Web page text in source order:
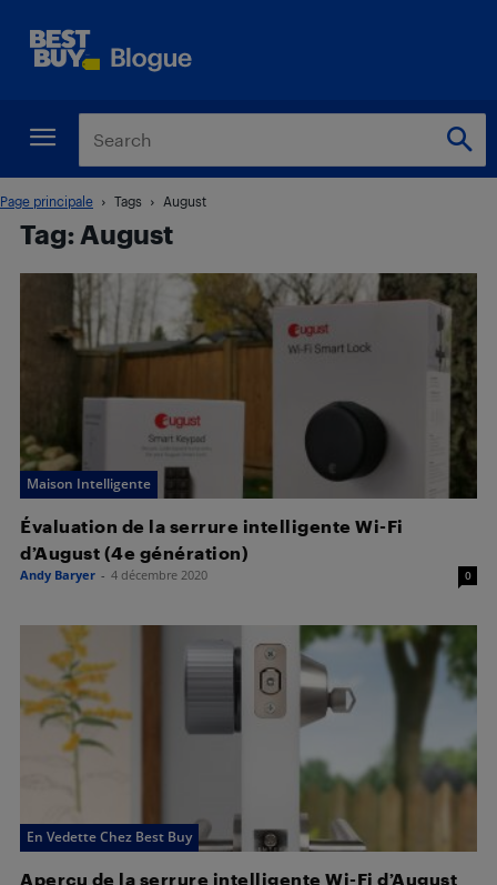
Page principale Tags August
Tag: August
Maison Intelligente
Évaluation de la serrure intelligente Wi-Fi
d’August (4e génération)
Andy Baryer - 4 décembre 2020 0
En Vedette Chez Best Buy
Aperçu de la serrure intelligente Wi-Fi d’August